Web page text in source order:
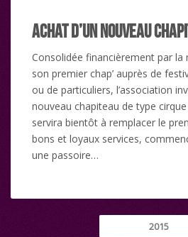
Achat d’un nouveau
Consolidée financièrement par la
son premier chap’ auprès de
ou de particuliers, l’association
nouveau chapiteau de type
servira bientôt à remplacer le
bons et loyaux services,
une passoire…
2015